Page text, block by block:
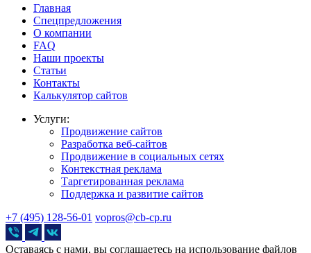
Главная
Спецпредложения
О компании
FAQ
Наши проекты
Статьи
Контакты
Калькулятор сайтов
Услуги:
Продвижение сайтов
Разработка веб-сайтов
Продвижение в социальных сетях
Контекстная реклама
Таргетированная реклама
Поддержка и развитие сайтов
+7 (495) 128-56-01 vopros@cb-cp.ru
Оставаясь с нами, вы соглашаетесь на использование файлов